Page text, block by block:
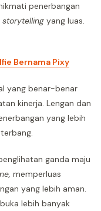
penerbangan
storytelling yang luas.
Bernama Pixy
yang benar-benar
kinerja. Lengan dan
yang lebih
ganda maju
memperluas
yang lebih aman.
lebih banyak